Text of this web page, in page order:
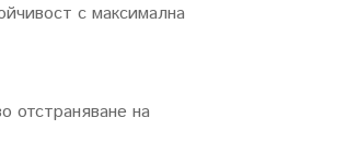
с максимална
отстраняване на